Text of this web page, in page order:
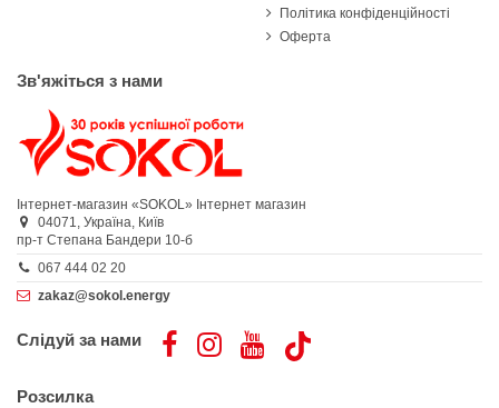
Політика конфіденційності
Оферта
Зв'яжіться з нами
Інтернет-магазин «SOKOL» Інтернет магазин
04071, Україна, Київ
пр-т Степана Бандери 10-б
067 444 02 20
zakaz@sokol.energy
Слідуй за нами
Розсилка